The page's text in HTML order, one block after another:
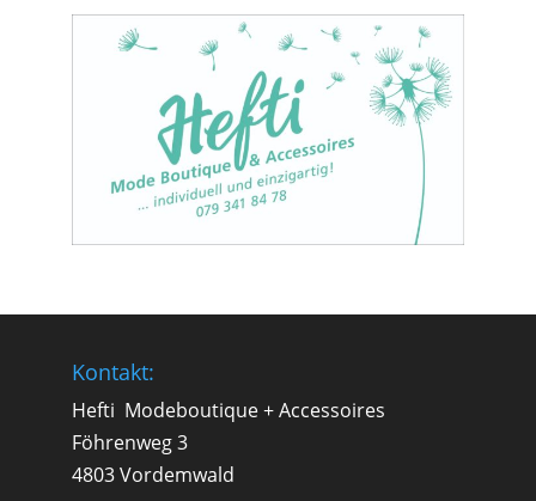
Kontakt:
Hefti Modeboutique + Accessoires
Föhrenweg 3
4803 Vordemwald